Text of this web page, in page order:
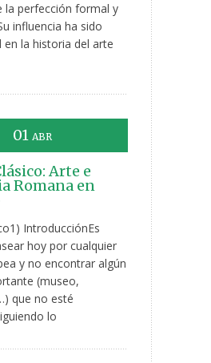
la perfección formal y
influencia ha sido
la historia del arte
01 ABR
Arte e
Romana en
IntroducciónEs
hoy por cualquier
y no encontrar algún
(museo,
que no esté
lo